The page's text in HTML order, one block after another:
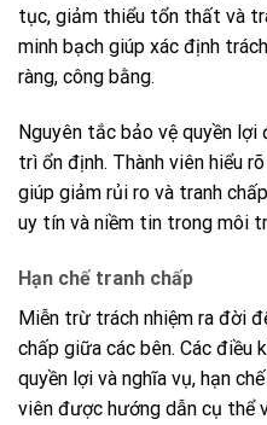
tục, giảm thiểu tổn thất và
minh bạch giúp xác định
ràng, công bằng.
Nguyên tắc bảo vệ quyền
trì ổn định. Thành viên hiểu
giúp giảm rủi ro và tranh
uy tín và niềm tin trong môi
Hạn chế tranh chấp
Miễn trừ trách nhiệm ra đời
chấp giữa các bên. Các điều
quyền lợi và nghĩa vụ, hạn
viên được hướng dẫn cụ thể